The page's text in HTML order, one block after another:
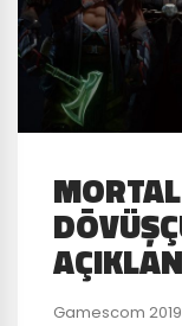
Gamescom